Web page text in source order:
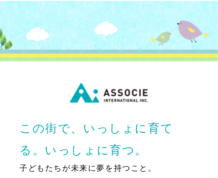
この街で、いっしょに育て
る。いっしょに育つ。
子どもたちが未来に夢を持つこと。